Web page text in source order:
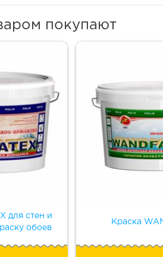
покупают
для стен и
обоев
Краска